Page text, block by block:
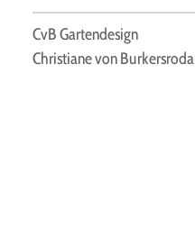
CvB Gartendesign
Christiane von Burkersroda